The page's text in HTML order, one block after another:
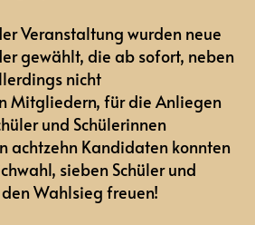
Veranstaltung wurden neue
gewählt, die ab sofort, neben
nicht
Mitgliedern, für die Anliegen
und Schülerinnen
achtzehn Kandidaten konnten
sieben Schüler und
Wahlsieg freuen!